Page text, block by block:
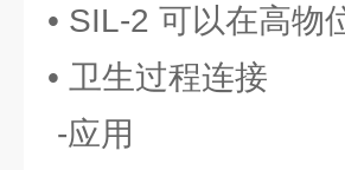
• SIL-2 可以在高物
• 卫生过程连接
-应用